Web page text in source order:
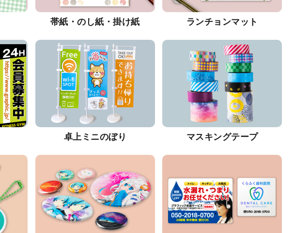
帯紙・のし紙・掛け紙 ランチョンマット
卓上ミニのぼり マスキングテープ